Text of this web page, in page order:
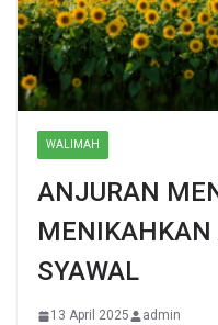
WALIMAH
ANJURAN
MENIKAHKAN
SYAWAL
13 April 2025 admin